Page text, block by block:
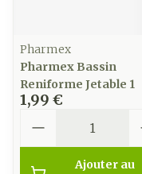
Pharmex
Pharmex Bassin
Reniforme Jetable 1
1,99 €
Ajouter au